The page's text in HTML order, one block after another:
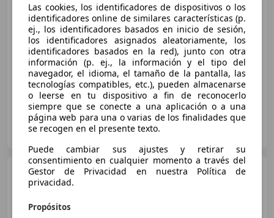
€ 6.000 1
Súper oferta
08/2009 94.078 km Gasolina 66 kW (90 CV)
OCASIONPLUS SEVILLA CENTRO II
ES-41007 Sevilla
Honda Jazz 1.4i-VTEC Trend
Las cookies, los identificadores de dispositivos o los
identificadores online de similares características (p.
ej., los identificadores basados en inicio de sesión,
los identificadores asignados aleatoriamente, los
identificadores basados en la red), junto con otra
información (p. ej., la información y el tipo del
navegador, el idioma, el tamaño de la pantalla, las
tecnologías compatibles, etc.), pueden almacenarse
o leerse en tu dispositivo a fin de reconocerlo
siempre que se conecte a una aplicación o a una
página web para una o varias de los finalidades que
se recogen en el presente texto.
Puede cambiar sus ajustes y retirar su
consentimiento en cualquier momento a través del
Gestor de Privacidad en nuestra Política de
privacidad.
Propósitos